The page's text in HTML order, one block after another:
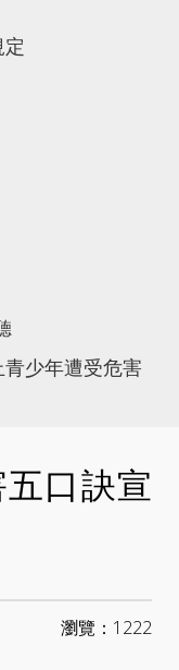
少年遭受危害
口訣宣
瀏覽：1222